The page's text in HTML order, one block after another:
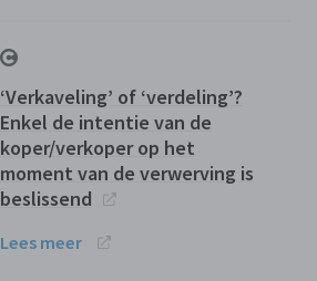
‘Verkaveling’ of ‘verdeling’?
Enkel de intentie van de
koper/verkoper op het
moment van de verwerving is
beslissend
Lees meer